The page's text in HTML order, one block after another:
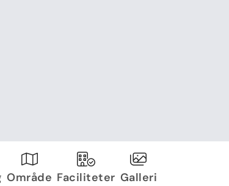
Område Faciliteter Galleri